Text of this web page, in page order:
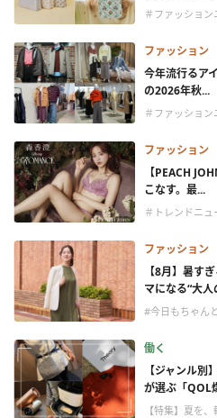
＃ファッション
ファッション
今年流行るア
の2026年秋...
＃ファッション
ファッション
【PEACH
こなす。最...
＃トレンドニュ
ファッション
【8月】暑す
マになる“大人
#今日もちゃん
働く
【ジャンル
が選ぶ「QOL
【特集】夏を